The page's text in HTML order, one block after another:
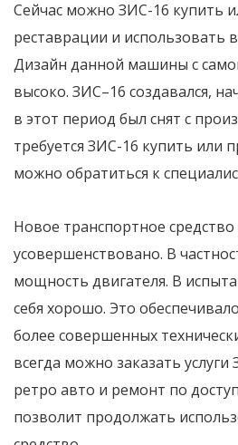
Сейчас можно ЗИС-16 купить
реставрации и использовать
Дизайн данной машины с
высоко. ЗИС–16 создавался,
в этот период был снят с
требуется ЗИС-16 купить или
можно обратиться к
Новое транспортное
усовершенствовано. В
мощность двигателя. В
себя хорошо. Это
более совершенных
всегда можно заказать
ретро авто и ремонт по
позволит продолжать